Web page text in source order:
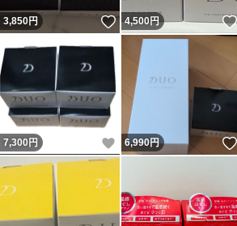
3,850円 いいね！
4,500円
7,300 円 いいね！
6,990円